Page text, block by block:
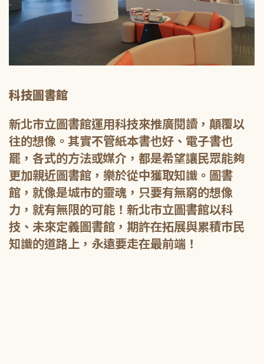
科技圖書館
新北市立圖書館運用科技來推廣閱讀，顛覆以
往的想像。其實不管紙本書也好、電子書也
罷，各式的方法或媒介，都是希望讓民眾能夠
更加親近圖書館，樂於從中獲取知識。圖書
館，就像是城市的靈魂，只要有無窮的想像
力，就有無限的可能！新北市立圖書館以科
技、未來定義圖書館，期許在拓展與累積市民
知識的道路上，永遠要走在最前端！